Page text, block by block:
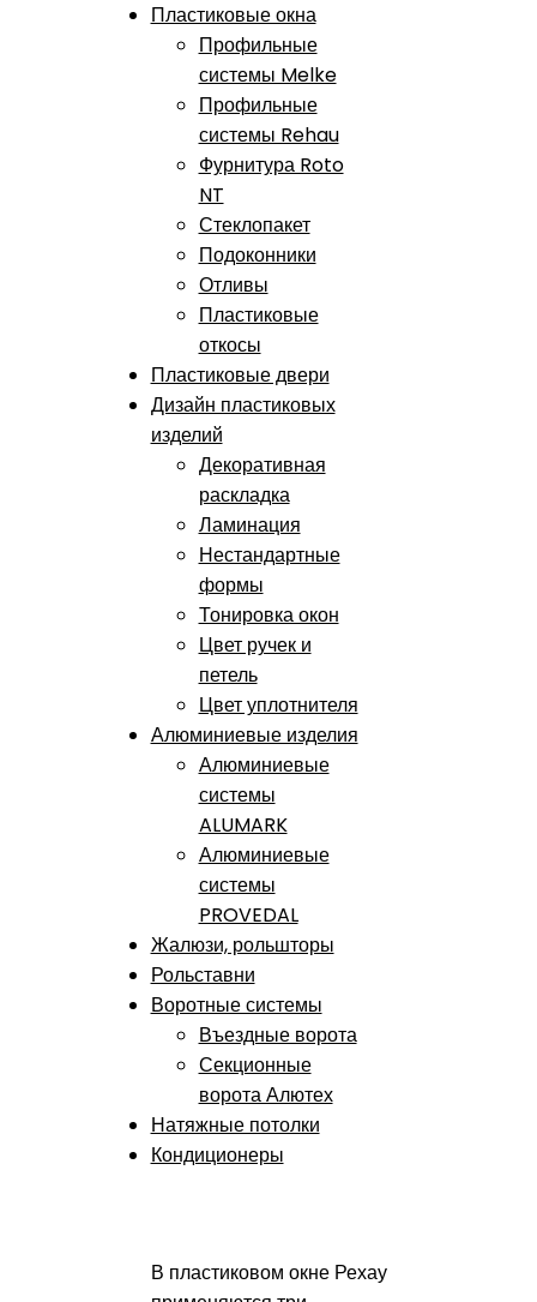
Пластиковые окна
Профильные
системы Melke
Профильные
системы Rehau
Фурнитура Roto
NT
Стеклопакет
Подоконники
Отливы
Пластиковые
откосы
Пластиковые двери
Дизайн пластиковых
изделий
Декоративная
раскладка
Ламинация
Нестандартные
формы
Тонировка окон
Цвет ручек и
петель
Цвет уплотнителя
Алюминиевые изделия
Алюминиевые
системы
ALUMARK
Алюминиевые
системы
PROVEDAL
Жалюзи, рольшторы
Рольставни
Воротные системы
Въездные ворота
Секционные
ворота Алютех
Натяжные потолки
Кондиционеры
В пластиковом окне Рехау